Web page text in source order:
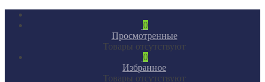
0
Просмотренные
Товары отсутствуют
0
Избранное
Товары отсутствуют